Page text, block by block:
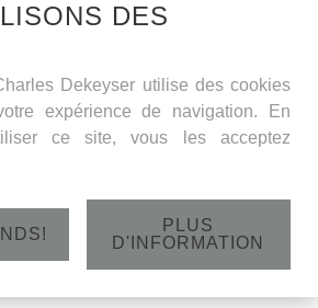
- dinsdag 16/12/14 - 20 u
DES
Dekeyser utilise des cookies
expérience de navigation. En
ce site, vous les acceptez
PLUS
D'INFORMATION